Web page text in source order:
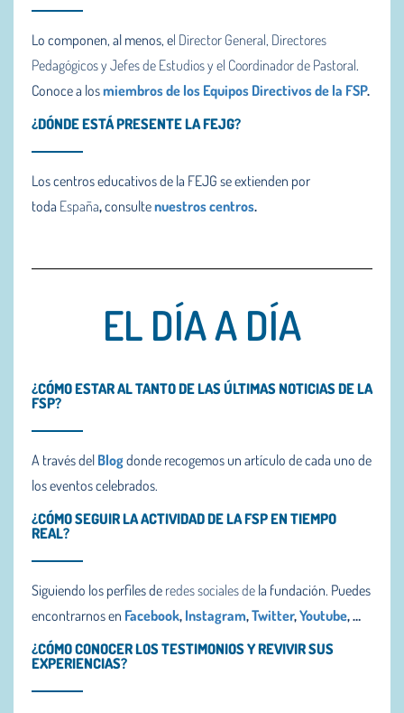
Lo componen, al menos, el Director General, Directores
Pedagógicos y Jefes de Estudios y el Coordinador de Pastoral.
Conoce a losmiembros de los Equipos Directivos de la FSP.
¿DÓNDE ESTÁ PRESENTE LA FEJG?
Los centros educativos de la FEJG se extienden por
toda España,consultenuestros centros.
EL DÍA A DÍA
¿CÓMO ESTAR AL TANTO DE LAS ÚLTIMAS NOTICIAS DE LA
FSP?
A través del Blogdonde recogemos un artículo de cada uno de
los eventos celebrados.
¿CÓMO SEGUIR LA ACTIVIDAD DE LA FSP EN TIEMPO
REAL?
Siguiendo los perfiles de redes sociales de la fundación. Puedes
encontrarnos en Facebook, Instagram,Twitter,Youtube,…
¿CÓMO CONOCER LOS TESTIMONIOS Y REVIVIR SUS
EXPERIENCIAS?